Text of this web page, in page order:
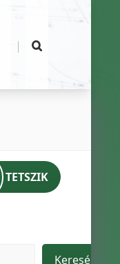
|
TETSZIK
Keresés